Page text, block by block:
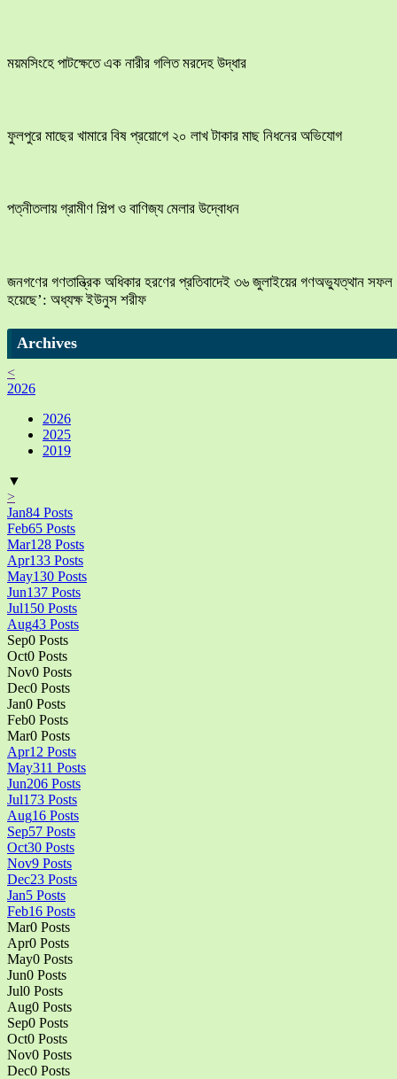
ময়মসিংহে পাটক্ষেতে এক নারীর গলিত মরদেহ উদ্ধার
ফুলপুরে মাছের খামারে বিষ প্রয়োগে ২০ লাখ টাকার মাছ নিধনের অভিযোগ
পত্নীতলায় গ্রামীণ শিল্প ও বাণিজ্য মেলার উদ্বোধন
জনগণের গণতান্ত্রিক অধিকার হরণের প্রতিবাদেই ৩৬ জুলাইয়ের গণঅভ্যুত্থান সফল
হয়েছে’: অধ্যক্ষ ইউনুস শরীফ
Archives
<
2026
2026
2025
2019
▼
>
Jan84 Posts
Feb65 Posts
Mar128 Posts
Apr133 Posts
May130 Posts
Jun137 Posts
Jul150 Posts
Aug43 Posts
Sep0 Posts
Oct0 Posts
Nov0 Posts
Dec0 Posts
Jan0 Posts
Feb0 Posts
Mar0 Posts
Apr12 Posts
May311 Posts
Jun206 Posts
Jul173 Posts
Aug16 Posts
Sep57 Posts
Oct30 Posts
Nov9 Posts
Dec23 Posts
Jan5 Posts
Feb16 Posts
Mar0 Posts
Apr0 Posts
May0 Posts
Jun0 Posts
Jul0 Posts
Aug0 Posts
Sep0 Posts
Oct0 Posts
Nov0 Posts
Dec0 Posts